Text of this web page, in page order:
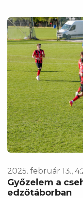
2025. február 13.,
Győzelem a
edzőtáborban